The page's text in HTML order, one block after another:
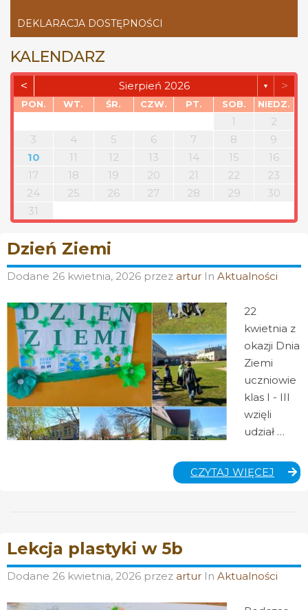
DEKLARACJA DOSTĘPNOŚCI
KALENDARZ
< Sierpień 2026 ▼ >
PON. WT. ŚR. CZW. PT. SOB. NIEDZ.
1
2
3
4 5 6 7 8
9
10
11 12 13 14 15
16
17
18 19 20 21 22
23
24
25 26 27 28 29
30
31
Dzień Ziemi
Dodane 26 kwietnia, 2026 przez artur In Aktualności
22
kwietnia z
okazji Dnia
Ziemi
uczniowie
klas I - III
wzięli
udział …
CZYTAJ WIĘCEJ DZIEŃ
ZIEMI
Lekcja plastyki w 5b
Dodane 26 kwietnia, 2026 przez artur In Aktualności